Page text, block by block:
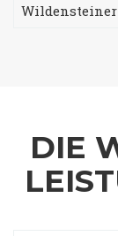
Wildensteiner
DIE